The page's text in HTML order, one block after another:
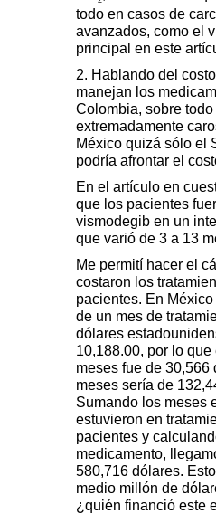
todo en casos de
avanzados, como el
principal en este
2. Hablando del
manejan los
Colombia, sobre
extremadamente
México quizá sólo el
podría afrontar el
En el artículo en
que los pacientes
vismodegib en un
que varió de 3 a 13
Me permití hacer el
costaron los
pacientes. En
de un mes de
dólares
10,188.00, por lo
meses fue de 30,566
meses sería de
Sumando los meses
estuvieron en
pacientes y
medicamento,
580,716 dólares.
medio millón de
¿quién financió este